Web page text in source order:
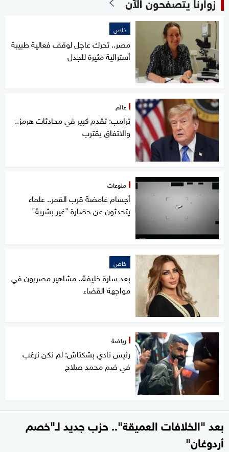
خاص
مصر.. تحرك عاجل لوقف فعالية طبيبة
أسترالية مثيرة للجدل
عالم
ترامب: تقدم كبير في محادثات هرمز..
والاتفاق يقترب
منوعات
أجسام غامضة قرب القمر.. علماء
يتحدثون عن حضارة "غير بشرية"
خاص
بعد سارة خليفة.. مشاهير مصريون في
مواجهة القضاء
رياضة
رئيس نادي بشكتاش: لم نكن نرغب
في ضم محمد صلاح
بعد "الخلافات العميقة".. حزب جديد لـ"خصم
أردوغان"